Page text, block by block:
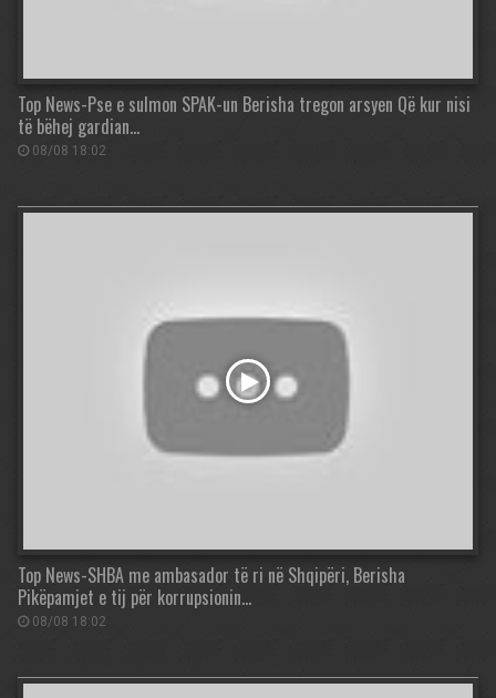
Top News-Pse e sulmon SPAK-un Berisha tregon arsyen Që kur nisi
të bëhej gardian…
08/08 18:02
Top News-SHBA me ambasador të ri në Shqipëri, Berisha
Pikëpamjet e tij për korrupsionin…
08/08 18:02